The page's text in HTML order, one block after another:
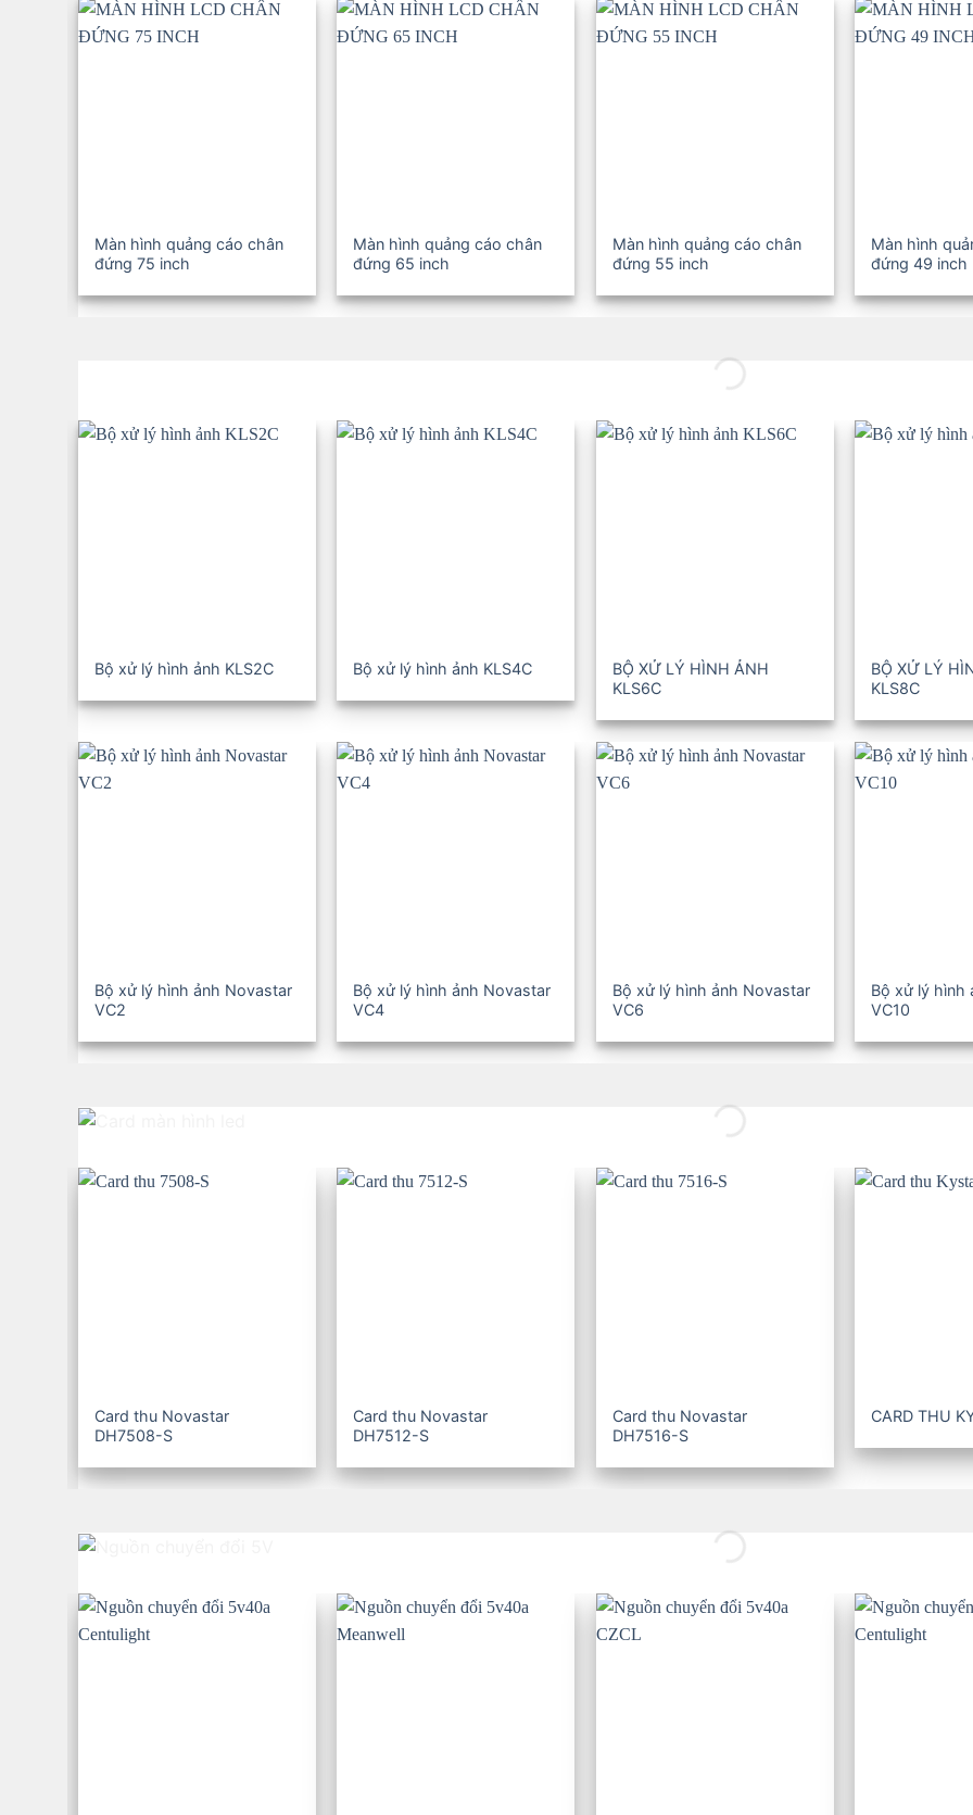
Màn hình quảng cáo chân
đứng 75 inch
Màn hình quảng cáo chân
đứng 65 inch
Màn hình quảng cáo chân
đứng 55 inch
Màn hình
đứng 49 inch
Bộ xử lý hình ảnh KLS2C Bộ xử lý hình ảnh KLS4C
BỘ XỬ LÝ HÌNH ẢNH
KLS6C
BỘ XỬ LÝ
KLS8C
Bộ xử lý hình ảnh Novastar
VC2
Bộ xử lý hình ảnh Novastar
VC4
Bộ xử lý hình ảnh Novastar
VC6
Bộ xử lý hình
VC10
Card thu Novastar
DH7508-S
Card thu Novastar
DH7512-S
Card thu Novastar
DH7516-S
CARD THU